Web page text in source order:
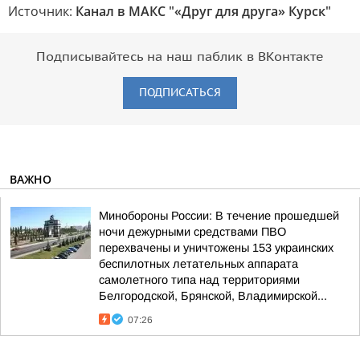
Источник: Канал в МАКС "«Друг для друга» Курск"
Подписывайтесь на наш паблик в ВКонтакте
ПОДПИСАТЬСЯ
ВАЖНО
Минобороны России: В течение прошедшей
ночи дежурными средствами ПВО
перехвачены и уничтожены 153 украинских
беспилотных летательных аппарата
самолетного типа над территориями
Белгородской, Брянской, Владимирской...
07:26